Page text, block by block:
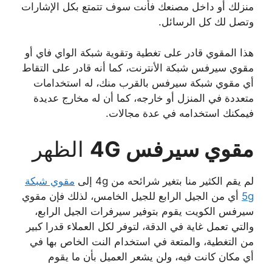
منزلك أو داخل مصنعك فأنت سوف تتمتع بكل الإشارات
وتصل لك كل الرسائل.
هذا المقوي قادر على تغطية وتقوية شبكة الواي فاي أو
مقوي سيرفس شبكة الأنترنت، كما أنه قادر على التقاط
أي مقوي شبكة سيرفس بالقرب منك، له استخدامات
متعددة في المنزل أو خارجه، كما أن له مخارج عديدة
فيمكنك استخدامه في عدة مجالات.
مقوي سيرفس 4G الظهر
لم يقم الكثير منا بتغير شرائحه من 4g إلى
مقوي شبكة
5g أي من الجيل الرابع للجيل الخامس، لذلك فإن مقوي
سيرفس الكويت يقوم بتوفير سيرفرات الجيل الرابع،
والتي تعمل غاية في الدقة، لتوفر لكل العملاء قدرا كبير
من التغطية، والمتعة في استخدام النت الخاص بها في
أي مكان كانت فيه، ولن يشعر العميل بأن ما يقوم